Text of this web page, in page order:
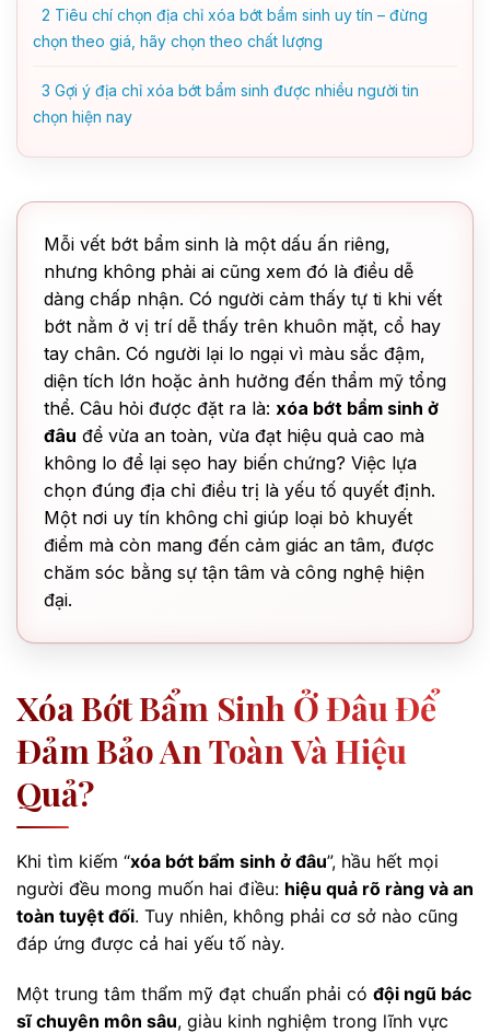
2 Tiêu chí chọn địa chỉ xóa bớt bẩm sinh uy tín – đừng
chọn theo giá, hãy chọn theo chất lượng
3 Gợi ý địa chỉ xóa bớt bẩm sinh được nhiều người tin
chọn hiện nay
Mỗi vết bớt bẩm sinh là một dấu ấn riêng,
nhưng không phải ai cũng xem đó là điều dễ
dàng chấp nhận. Có người cảm thấy tự ti khi vết
bớt nằm ở vị trí dễ thấy trên khuôn mặt, cổ hay
tay chân. Có người lại lo ngại vì màu sắc đậm,
diện tích lớn hoặc ảnh hưởng đến thẩm mỹ tổng
thể. Câu hỏi được đặt ra là: xóa bớt bẩm sinh ở
đâu để vừa an toàn, vừa đạt hiệu quả cao mà
không lo để lại sẹo hay biến chứng? Việc lựa
chọn đúng địa chỉ điều trị là yếu tố quyết định.
Một nơi uy tín không chỉ giúp loại bỏ khuyết
điểm mà còn mang đến cảm giác an tâm, được
chăm sóc bằng sự tận tâm và công nghệ hiện
đại.
Xóa Bớt Bẩm Sinh Ở Đâu Để
Đảm Bảo An Toàn Và Hiệu
Quả?
Khi tìm kiếm “xóa bớt bẩm sinh ở đâu”, hầu hết mọi
người đều mong muốn hai điều: hiệu quả rõ ràng và an
toàn tuyệt đối. Tuy nhiên, không phải cơ sở nào cũng
đáp ứng được cả hai yếu tố này.
Một trung tâm thẩm mỹ đạt chuẩn phải có đội ngũ bác
sĩ chuyên môn sâu, giàu kinh nghiệm trong lĩnh vực